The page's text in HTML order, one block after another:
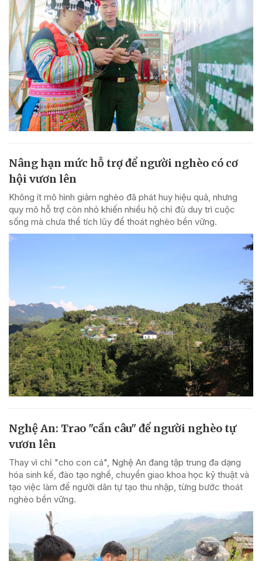
Nâng hạn mức hỗ trợ để người nghèo có cơ
hội vươn lên
Không ít mô hình giảm nghèo đã phát huy hiệu quả, nhưng
quy mô hỗ trợ còn nhỏ khiến nhiều hộ chỉ đủ duy trì cuộc
sống mà chưa thể tích lũy để thoát nghèo bền vững.
Nghệ An: Trao "cần câu" để người nghèo tự
vươn lên
Thay vì chỉ "cho con cá", Nghệ An đang tập trung đa dạng
hóa sinh kế, đào tạo nghề, chuyển giao khoa học kỹ thuật và
tạo việc làm để người dân tự tạo thu nhập, từng bước thoát
nghèo bền vững.